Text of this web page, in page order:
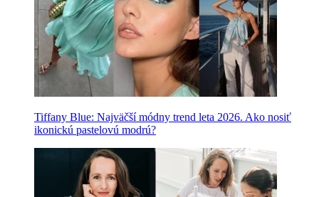
Tiffany Blue: Najväčší módny trend leta 2026. Ako nosiť
ikonickú pastelovú modrú?